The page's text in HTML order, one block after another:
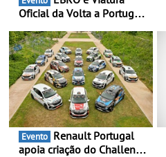
Oficial da Volta a Portugal
presença nacional ao lado
da mítica prova de ciclismo
e leva a sua gama SUV
multi-energia às estradas
de Portugal
Evento
apoia criação do Challenge